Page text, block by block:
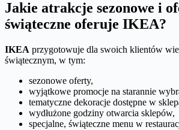
Jakie atrakcje sezonowe i
świąteczne oferuje IKEA?
IKEA przygotowuje dla swoich klientów
świątecznym, w tym:
sezonowe oferty,
wyjątkowe promocje na starannie
tematyczne dekoracje dostępne w
wydłużone godziny otwarcia sklepów,
specjalne, świąteczne menu w